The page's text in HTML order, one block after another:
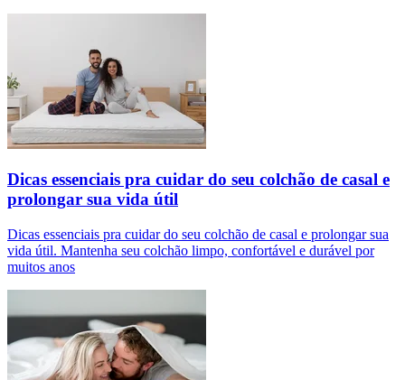
Dicas essenciais pra cuidar do seu colchão de casal e
prolongar sua vida útil
Dicas essenciais pra cuidar do seu colchão de casal e prolongar sua
vida útil. Mantenha seu colchão limpo, confortável e durável por
muitos anos